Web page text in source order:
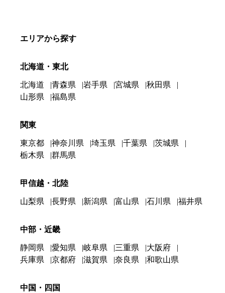
エリアから探す
北海道・東北
北海道 青森県 岩手県 宮城県
秋田県
山形県
福島県
関東
東京都 神奈川県 埼玉県 千葉県
茨城県
栃木県
群馬県
甲信越・北陸
山梨県 長野県 新潟県 富山県 石川県 福井県
中部・近畿
静岡県 愛知県 岐阜県 三重県
大阪府
兵庫県
京都府 滋賀県 奈良県 和歌山県
中国・四国